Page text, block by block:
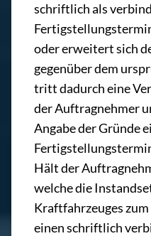
schriftlich als
oder erweitert sich
gegenüber dem
tritt dadurch eine
der Auftragnehmer
Angabe der Gründe
Hält der
welche die
Kraftfahrzeuges
einen schriftlich